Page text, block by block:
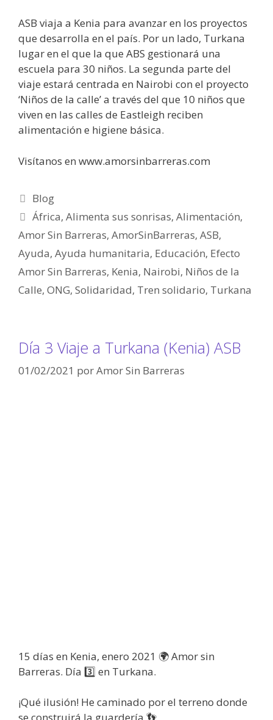
ASB viaja a Kenia para avanzar en los proyectos
que desarrolla en el país. Por un lado, Turkana
lugar en el que la que ABS gestionará una
escuela para 30 niños. La segunda parte del
viaje estará centrada en Nairobi con el proyecto
‘Niños de la calle’ a través del que 10 niños que
viven en las calles de Eastleigh reciben
alimentación e higiene básica.
Visítanos en www.amorsinbarreras.com
Blog
África,Alimenta sus sonrisas,Alimentación,
Amor Sin Barreras, AmorSinBarreras, ASB,
Ayuda, Ayuda humanitaria, Educación, Efecto
Amor Sin Barreras, Kenia, Nairobi, Niños de la
Calle, ONG, Solidaridad, Tren solidario, Turkana
Día 3 Viaje a Turkana (Kenia) ASB
01/02/2021 porAmor Sin Barreras
15 días en Kenia, enero 2021 🌍 Amor sin
Barreras. Día 3️⃣ en Turkana.
¡Qué ilusión! He caminado por el terreno donde